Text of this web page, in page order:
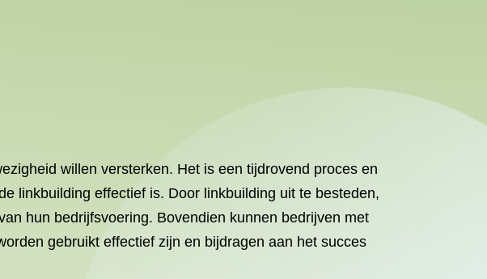
willen versterken. Het is een tijdrovend proces en
linkbuilding effectief is. Door linkbuilding uit te besteden,
hun bedrijfsvoering. Bovendien kunnen bedrijven met
gebruikt effectief zijn en bijdragen aan het succes